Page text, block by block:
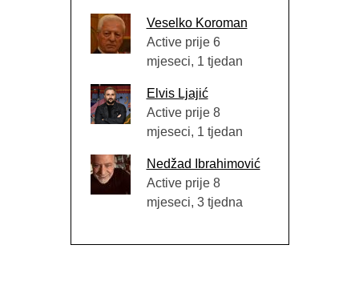
Veselko Koroman
Active prije 6
mjeseci, 1 tjedan
Elvis Ljajić
Active prije 8
mjeseci, 1 tjedan
Nedžad Ibrahimović
Active prije 8
mjeseci, 3 tjedna